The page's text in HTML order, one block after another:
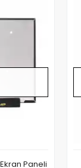
Paneli